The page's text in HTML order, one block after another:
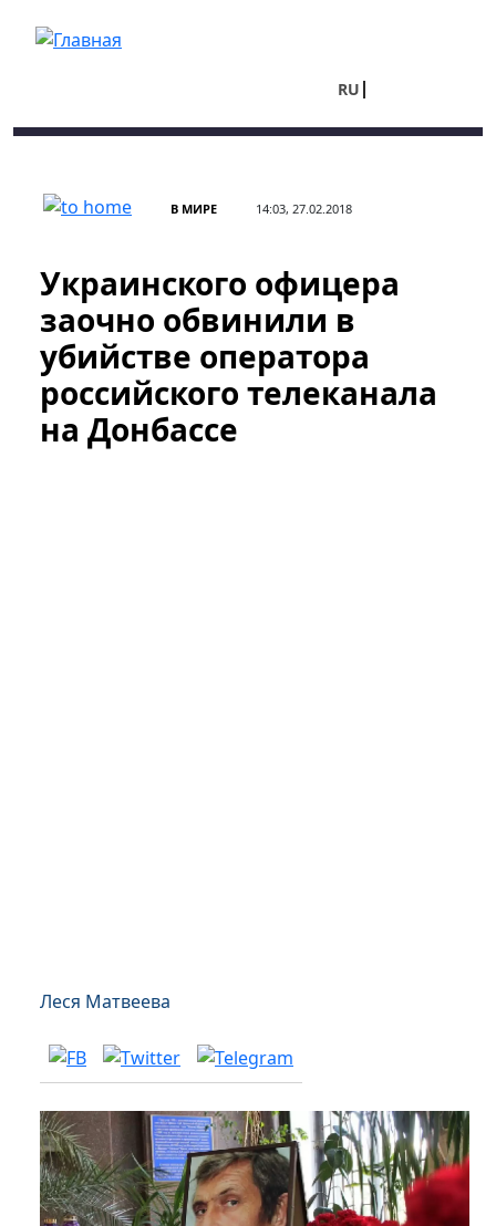
RU
В МИРЕ 14:03, 27.02.2018
Украинского офицера
заочно обвинили в
убийстве оператора
российского телеканала
на Донбассе
Леся Матвеева